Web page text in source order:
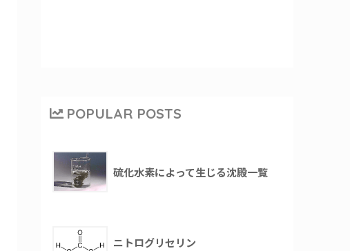
POPULAR POSTS
硫化水素によって生じる沈殿一覧
ニトログリセリン